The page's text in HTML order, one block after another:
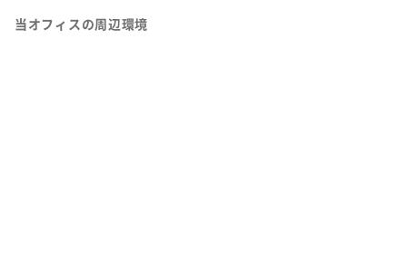
当オフィスの周辺環境